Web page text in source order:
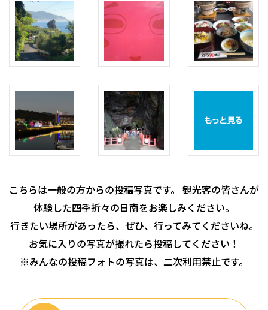
こちらは一般の方からの投稿写真です。 観光客の皆さんが
体験した四季折々の日南をお楽しみください。
行きたい場所があったら、ぜひ、行ってみてくださいね。
お気に入りの写真が撮れたら投稿してください！
※みんなの投稿フォトの写真は、二次利用禁止です。